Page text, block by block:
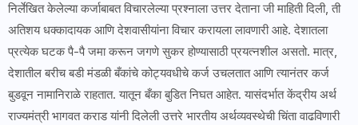
निर्लेखित केलेल्या कर्जाबाबत विचारलेल्या प्रश्नाला उत्तर देताना जी माहिती दिली, ती
अतिशय धक्कादायक आणि देशवासीयांना विचार करायला लावणारी आहे. देशातला
प्रत्येक घटक पै-पै जमा करून जगणे सुकर होण्यासाठी प्रयत्नशील असतो. मात्र,
देशातील बरीच बडी मंडळी बँकांचे कोट्यवधीचे कर्ज उचलतात आणि त्यानंतर कर्ज
बुडवून नामानिराळे राहतात. यातून बँका बुडित निघत आहेत. यासंदर्भात केंद्रीय अर्थ
राज्यमंत्री भागवत कराड यांनी दिलेली उत्तरे भारतीय अर्थव्यवस्थेची चिंता वाढविणारी